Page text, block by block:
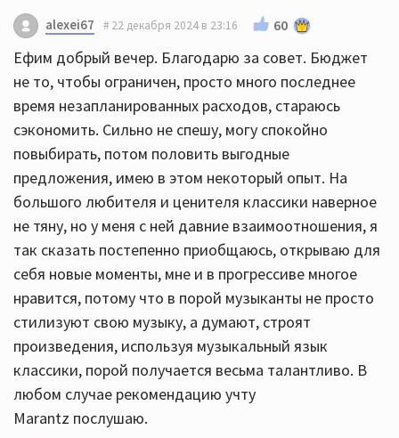
Алексей, добрый вечер. Как я понял вы большой
любитель и ценитель классической музыки. Так
может быть вам стоит обратить внимание на СД
плеер и усилитель фирмы Marantz. Считается, что
аппаратура Marantz очень хороша именно для
классической музыки. Как я понял, у вас немного
ограничен бюджет, вам могут отлично подойти
Marantz CD6007 и стереоусилитель Marantz PM8006.
У меня СД плеер Marantz CD6006 и усилитель
Marantz PM8005. Ои отлично комутируются по
аналоговым 2RCA-2RCA. Звук просто отличный. И
ещё, чувствительность у ваших колонок очень
высокая, и я думаю, что для усилителя Marantz
PM8006 они не будут тяжёлой нагрузкой.
Алексей, дой бог вам найти свой путь улучшения
сетапа и много отличной музыки. Вы сейчас будете
ходить по солонам и слушать. Попробуйте
послушать связку, которую я вам предлогаю. Может
alexei67 22 декабря 2024 в 23:16 60
Ефим добрый вечер. Благодарю за совет. Бюджет
не то, чтобы ограничен, просто много последнее
время незапланированных расходов, стараюсь
сэкономить. Сильно не спешу, могу спокойно
повыбирать, потом половить выгодные
предложения, имею в этом некоторый опыт. На
большого любителя и ценителя классики наверное
не тяну, но у меня с ней давние взаимоотношения, я
так сказать постепенно приобщаюсь, открываю для
себя новые моменты, мне и в прогрессиве многое
нравится, потому что в порой музыканты не просто
стилизуют свою музыку, а думают, строят
произведения, используя музыкальный язык
классики, порой получается весьма талантливо. В
любом случае рекомендацию учту
Marantz послушаю.